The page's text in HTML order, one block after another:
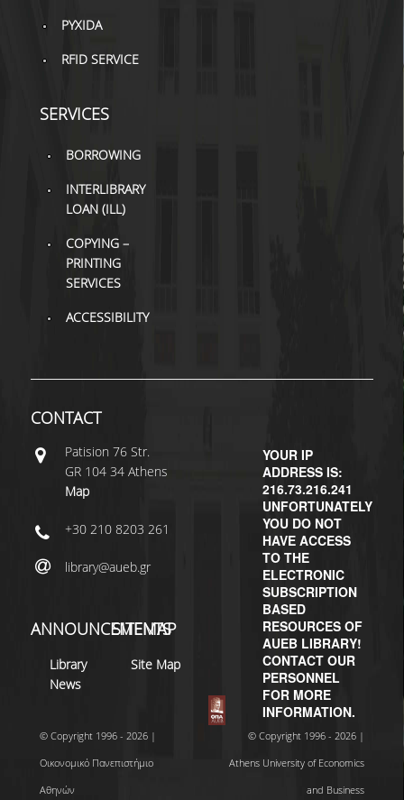
PYXIDA
RFID SERVICE
SERVICES
BORROWING
INTERLIBRARY
LOAN (ILL)
COPYING –
PRINTING
SERVICES
ACCESSIBILITY
YOUR IP
ADDRESS IS:
216.73.216.241
UNFORTUNATELY
YOU DO NOT
HAVE ACCESS
TO THE
ELECTRONIC
SUBSCRIPTION
BASED
RESOURCES OF
AUEB LIBRARY!
CONTACT OUR
PERSONNEL
FOR MORE
INFORMATION.
CONTACT
Patisiοn 76 Str.
GR 104 34 Athens
Map
+30 210 8203 261
library@aueb.gr
ANNOUNCEMENTS
Library
News
SITEMAP
Site Map
© Copyright 1996 - 2026 |
Οικονομικό Πανεπιστήμιο
Αθηνών
© Copyright 1996 - 2026 |
Athens University of Economics
and Business